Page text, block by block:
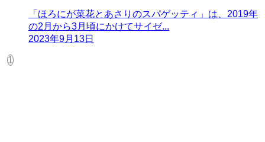
「ほろにが菜花とあさりのスパゲッティ」は、2019年
の2月から3月頃にかけてサイゼ...
2023年9月13日
1